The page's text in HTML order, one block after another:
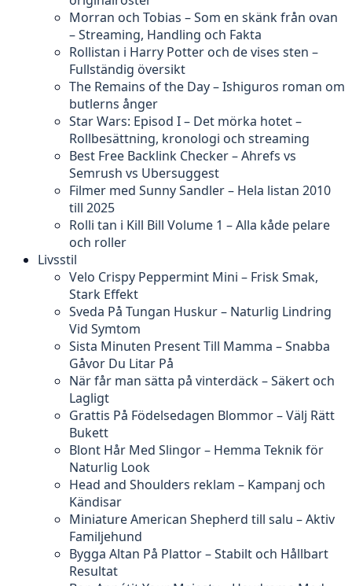
Morran och Tobias – Som en skänk från ovan
– Streaming, Handling och Fakta
Rollistan i Harry Potter och de vises sten –
Fullständig översikt
The Remains of the Day – Ishiguros roman om
butlerns ånger
Star Wars: Episod I – Det mörka hotet –
Rollbesättning, kronologi och streaming
Best Free Backlink Checker – Ahrefs vs
Semrush vs Ubersuggest
Filmer med Sunny Sandler – Hela listan 2010
till 2025
Rolli tan i Kill Bill Volume 1 – Alla kåde pelare
och roller
Livsstil
Velo Crispy Peppermint Mini – Frisk Smak,
Stark Effekt
Sveda På Tungan Huskur – Naturlig Lindring
Vid Symtom
Sista Minuten Present Till Mamma – Snabba
Gåvor Du Litar På
När får man sätta på vinterdäck – Säkert och
Lagligt
Grattis På Födelsedagen Blommor – Välj Rätt
Bukett
Blont Hår Med Slingor – Hemma Teknik för
Naturlig Look
Head and Shoulders reklam – Kampanj och
Kändisar
Miniature American Shepherd till salu – Aktiv
Familjehund
Bygga Altan På Plattor – Stabilt och Hållbart
Resultat